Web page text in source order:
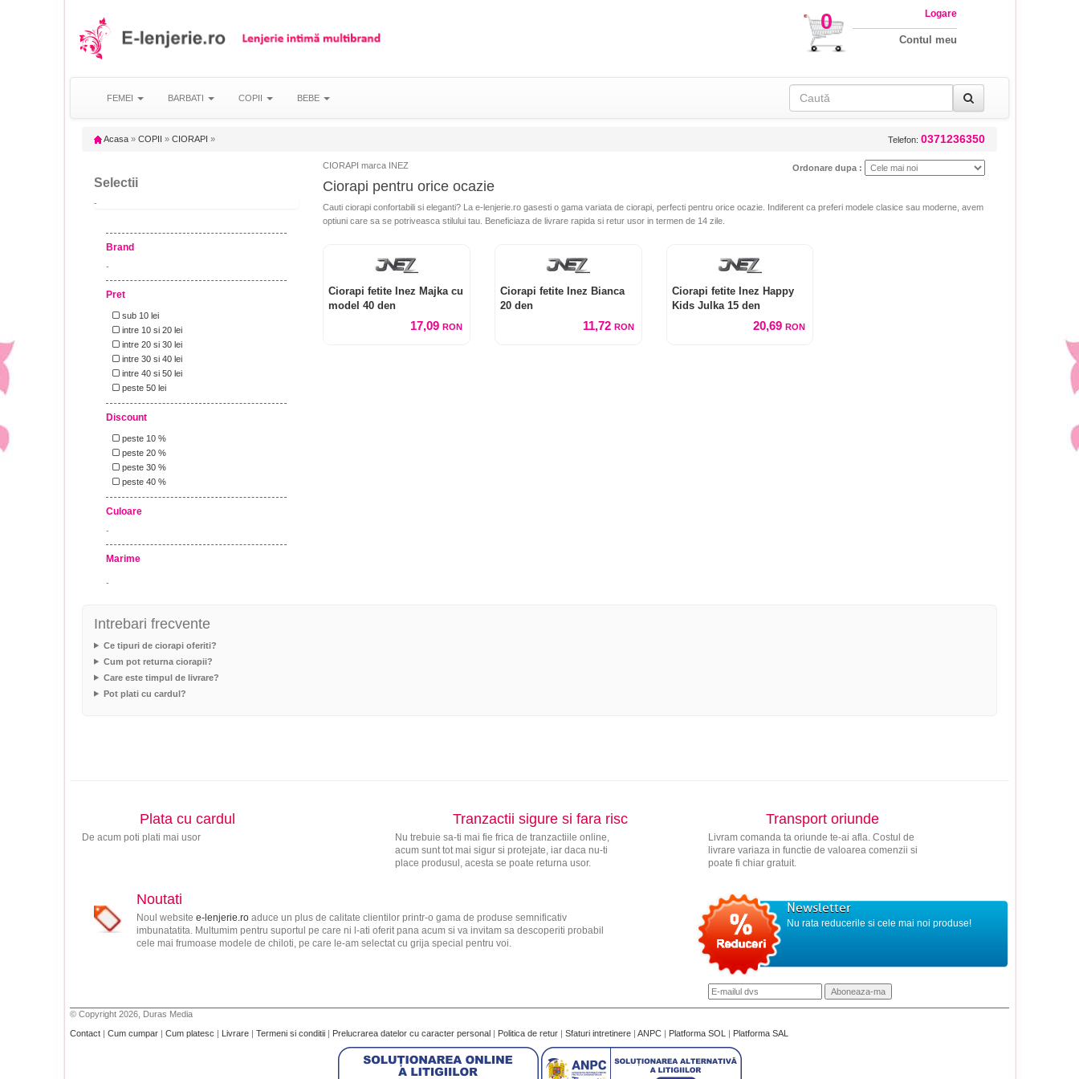
0 Logare
Contul meu
FEMEI BARBATI COPII BEBE
Acasa » COPII » CIORAPI » Telefon: 0371236350
Selectii
-
Brand
-
Pret
sub 10 lei
intre 10 si 20 lei
intre 20 si 30 lei
intre 30 si 40 lei
intre 40 si 50 lei
peste 50 lei
Discount
peste 10 %
peste 20 %
peste 30 %
peste 40 %
Culoare
-
Marime
-
CIORAPI marca INEZ Ordonare dupa :
Ciorapi pentru orice ocazie
Cauti ciorapi confortabili si eleganti? La e-lenjerie.ro gasesti o gama variata de ciorapi, perfecti pentru orice ocazie. Indiferent ca preferi modele clasice sau moderne, avem
optiuni care sa se potriveasca stilului tau. Beneficiaza de livrare rapida si retur usor in termen de 14 zile.
Ciorapi fetite Inez Majka cu
model 40 den
17,09 RON
Ciorapi fetite Inez Bianca
20 den
11,72 RON
Ciorapi fetite Inez Happy
Kids Julka 15 den
20,69RON
Intrebari frecvente
Ce tipuri de ciorapi oferiti?
Cum pot returna ciorapii?
Care este timpul de livrare?
Pot plati cu cardul?
Plata cu cardul
De acum poti plati mai usor
Tranzactii sigure si fara risc
Nu trebuie sa-ti mai fie frica de tranzactiile online,
acum sunt tot mai sigur si protejate, iar daca nu-ti
place produsul, acesta se poate returna usor.
Transport oriunde
Livram comanda ta oriunde te-ai afla. Costul de
livrare variaza in functie de valoarea comenzii si
poate fi chiar gratuit.
Noutati
Noul website e-lenjerie.roaduce un plus de calitate clientilor printr-o gama de produse semnificativ
imbunatatita. Multumim pentru suportul pe care ni l-ati oferit pana acum si va invitam sa descoperiti probabil
cele mai frumoase modele de chiloti, pe care le-am selectat cu grija special pentru voi.
Newsletter
Nu rata reducerile si cele mai noi produse!
© Copyright 2026, Duras Media
Contact | Cum cumpar | Cum platesc | Livrare | Termeni si conditii | Prelucrarea datelor cu caracter personal | Politica de retur | Sfaturi intretinere | ANPC | Platforma SOL | Platforma SAL